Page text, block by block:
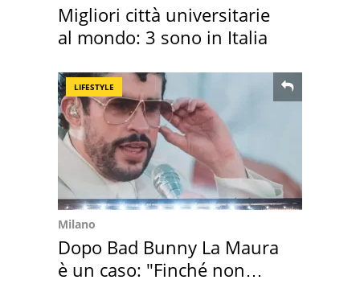
Migliori città universitarie
al mondo: 3 sono in Italia
LIFESTYLE
Milano
Dopo Bad Bunny La Maura
è un caso: "Finché non